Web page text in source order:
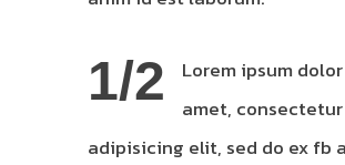
1/2
Lorem ipsum
amet, consectetur
adipisicing elit, sed do ex fb